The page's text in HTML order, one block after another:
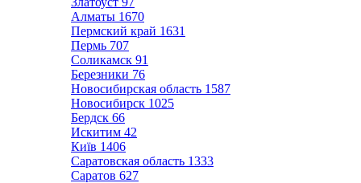
Алматы 1670
Пермский край 1631
Пермь 707
Соликамск 91
Березники 76
Новосибирская область 1587
Новосибирск 1025
Бердск 66
Искитим 42
Київ 1406
Саратовская область 1333
Саратов 627